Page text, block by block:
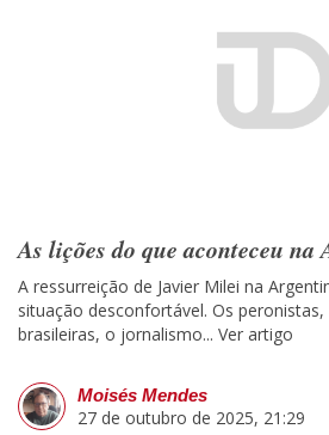
As lições do que aconteceu na
A ressurreição de Javier Milei na
situação desconfortável. Os peronistas,
brasileiras, o jornalismo... Ver artigo
Moisés Mendes
27 de outubro de 2025, 21:29